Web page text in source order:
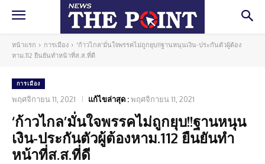
หน้าแรก การเมือง
'ก้าวไกล'มั่นใจพรรคไม่ถูกยุบ!!ฐานหนุนเงิน-ประกันตัวผู้ต้อง
หาม.112 ยืนยันทำหน้าที่ส.ส.ที่ดี
การเมือง
พฤศจิกายน 11, 2021 แก้ไขล่าสุด :พฤศจิกายน 11, 2021
‘ก้าวไกล’มั่นใจพรรคไม่ถูกยุบ!!ฐานหนุน
เงิน-ประกันตัวผู้ต้องหาม.112 ยืนยันทำ
หน้าที่ส.ส.ที่ดี